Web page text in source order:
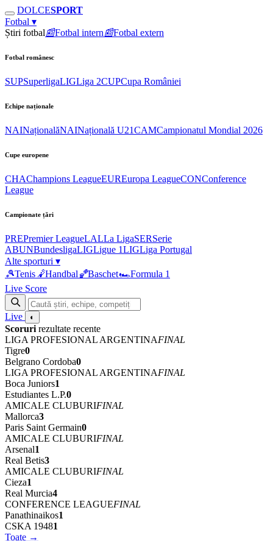
DOLCESPORT
Fotbal ▾
Știri fotbal📰Fotbal intern📰Fotbal extern
Fotbal românesc
SUPSuperligaLIGLiga 2CUPCupa României
Echipe naționale
NAINaționalăNAINațională U21CAMCampionatul Mondial 2026
Cupe europene
CHAChampions LeagueEUREuropa LeagueCONConference
League
Campionate țări
PREPremier LeagueLALLa LigaSERSerie
ABUNBundesligaLIGLigue 1LIGLiga Portugal
Alte sporturi ▾
🎾Tenis 🤾Handbal🏀Baschet🏎Formula 1
Live Score
Live ◐
Scoruri rezultate recente
LIGA PROFESIONAL ARGENTINAFINAL
Tigre0
Belgrano Cordoba0
LIGA PROFESIONAL ARGENTINAFINAL
Boca Juniors1
Estudiantes L.P.0
AMICALE CLUBURIFINAL
Mallorca3
Paris Saint Germain0
AMICALE CLUBURIFINAL
Arsenal1
Real Betis3
AMICALE CLUBURIFINAL
Cieza1
Real Murcia4
CONFERENCE LEAGUEFINAL
Panathinaikos1
CSKA 19481
Toate →